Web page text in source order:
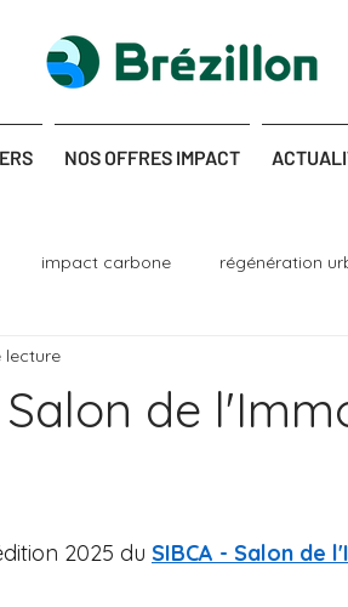
NOS OFFRES IMPACT
impact carbone régénération
dépollution
de
lecture
2025 du SIBCA - Salon de